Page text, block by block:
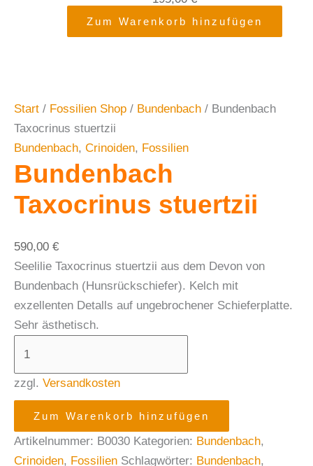
Zum Warenkorb hinzufügen
Start / Fossilien Shop / Bundenbach / Bundenbach
Taxocrinus stuertzii
Bundenbach, Crinoiden, Fossilien
Bundenbach
Taxocrinus stuertzii
590,00 €
Seelilie Taxocrinus stuertzii aus dem Devon von
Bundenbach (Hunsrückschiefer). Kelch mit
exzellenten Detalls auf ungebrochener Schieferplatte.
Sehr ästhetisch.
zzgl. Versandkosten
Zum Warenkorb hinzufügen
Artikelnummer: B0030 Kategorien: Bundenbach,
Crinoiden, Fossilien Schlagwörter: Bundenbach,